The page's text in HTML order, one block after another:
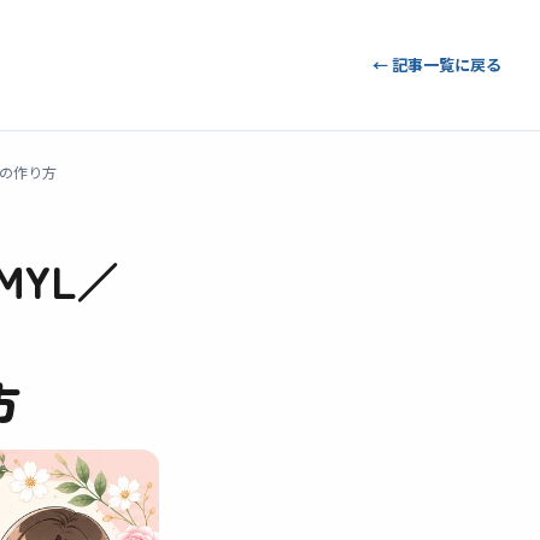
← 記事一覧に戻る
作り方
／